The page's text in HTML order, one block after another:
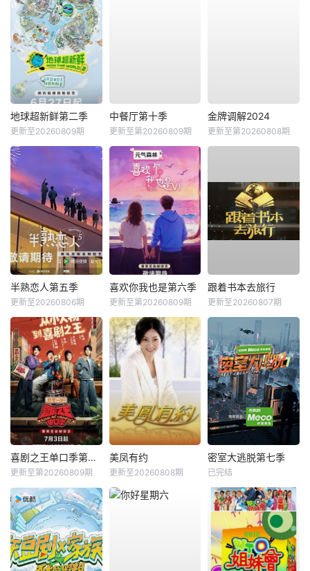
地球超新鲜第二季
更新至20260809期
中餐厅第十季
更新至第20260809期
金牌调解2024
更新至第20260808期
半熟恋人第五季
更新至20260806期
喜欢你我也是第六季
更新至第20260809期
跟着书本去旅行
更新至20260807期
喜剧之王单口季第三季
更新至第20260809期
美凤有约
更新至20260808期
密室大逃脱第七季
已完结